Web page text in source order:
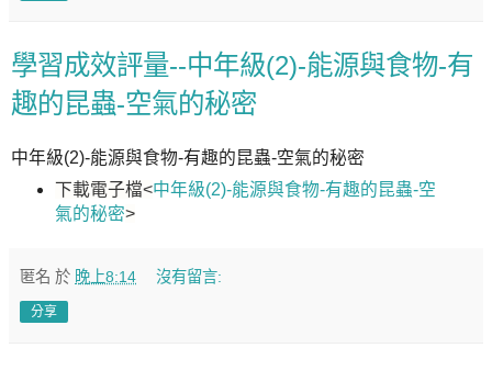
學習成效評量--中年級(2)-能源與食物-有
趣的昆蟲-空氣的秘密
中年級(2)-能源與食物-有趣的昆蟲-空氣的秘密
下載電子檔<中年級(2)-能源與食物-有趣的昆蟲-空
氣的秘密>
匿名 於 晚上8:14 沒有留言:
分享